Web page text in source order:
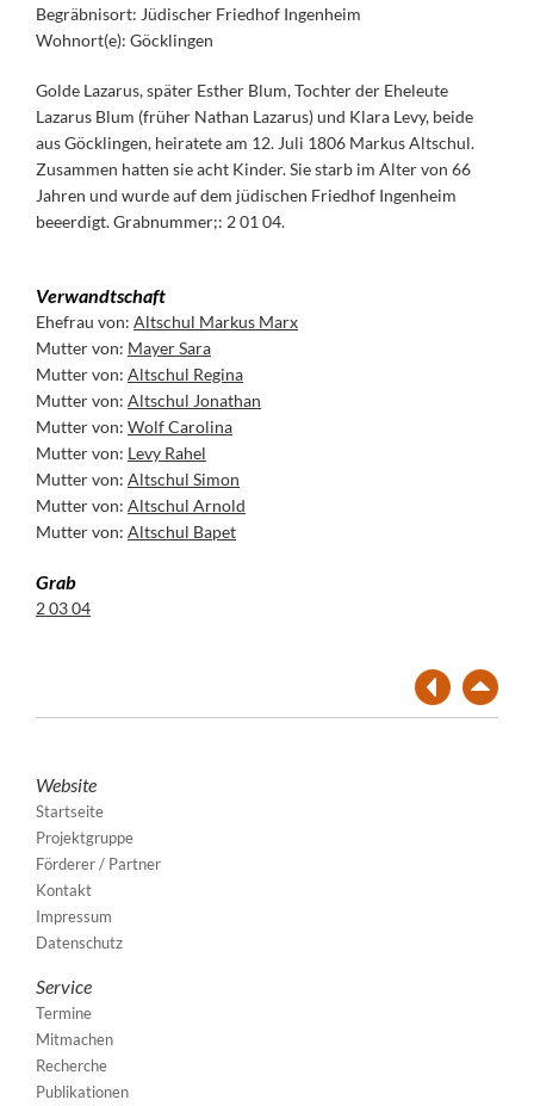
Begräbnisort: Jüdischer Friedhof Ingenheim
Wohnort(e): Göcklingen
Golde Lazarus, später Esther Blum, Tochter der Eheleute
Lazarus Blum (früher Nathan Lazarus) und Klara Levy, beide
aus Göcklingen, heiratete am 12. Juli 1806 Markus Altschul.
Zusammen hatten sie acht Kinder. Sie starb im Alter von 66
Jahren und wurde auf dem jüdischen Friedhof Ingenheim
beeerdigt. Grabnummer;: 2 01 04.
Verwandtschaft
Ehefrau von: Altschul Markus Marx
Mutter von: Mayer Sara
Mutter von: Altschul Regina
Mutter von: Altschul Jonathan
Mutter von: Wolf Carolina
Mutter von: Levy Rahel
Mutter von: Altschul Simon
Mutter von: Altschul Arnold
Mutter von: Altschul Bapet
Grab
2 03 04
Website
Startseite
Projektgruppe
Förderer / Partner
Kontakt
Impressum
Datenschutz
Service
Termine
Mitmachen
Recherche
Publikationen